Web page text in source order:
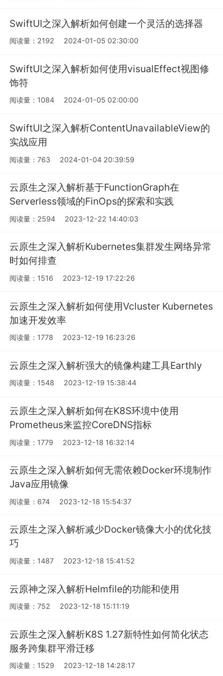
SwiftUI之深入解析如何创建一个灵活的选择器
阅读量：2192 2024-01-05 02:30:00
SwiftUI之深入解析如何使用visualEffect视图修
饰符
阅读量：1084 2024-01-05 02:00:00
SwiftUI之深入解析ContentUnavailableView的
实战应用
阅读量：763 2024-01-04 20:39:59
云原生之深入解析基于FunctionGraph在
Serverless领域的FinOps的探索和实践
阅读量：2594 2023-12-22 14:40:03
云原生之深入解析Kubernetes集群发生网络异常
时如何排查
阅读量：1516 2023-12-19 17:22:26
云原生之深入解析如何使用Vcluster Kubernetes
加速开发效率
阅读量：1778 2023-12-19 16:23:26
云原生之深入解析强大的镜像构建工具Earthly
阅读量：1548 2023-12-19 15:38:44
云原生之深入解析如何在K8S环境中使用
Prometheus来监控CoreDNS指标
阅读量：1779 2023-12-18 16:32:14
云原生之深入解析如何无需依赖Docker环境制作
Java应用镜像
阅读量：674 2023-12-18 15:54:37
云原生之深入解析减少Docker镜像大小的优化技
巧
阅读量：1487 2023-12-18 15:41:52
云原神之深入解析Helmfile的功能和使用
阅读量：752 2023-12-18 15:11:19
云原生之深入解析K8S 1.27新特性如何简化状态
服务跨集群平滑迁移
阅读量：1529 2023-12-18 14:28:17